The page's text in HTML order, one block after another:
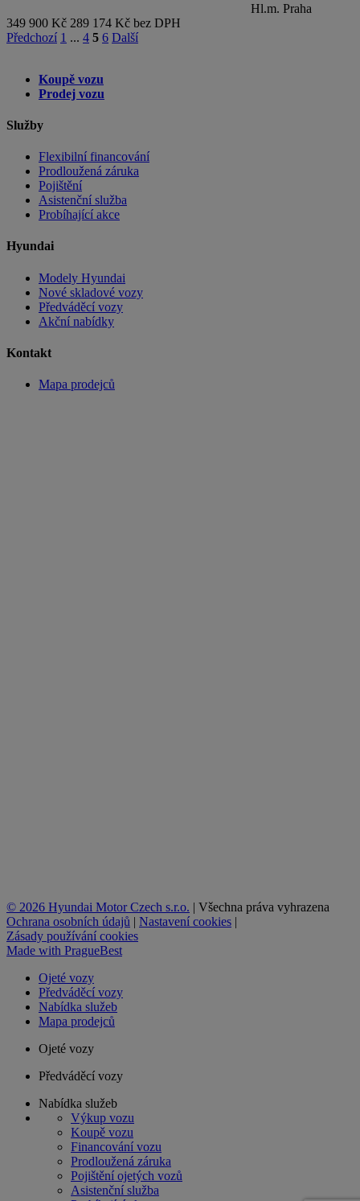
Hl.m. Praha
349 900 Kč 289 174 Kč bez DPH
Předchozí 1 ... 4 5 6 Další
Koupě vozu
Prodej vozu
Služby
Flexibilní financování
Prodloužená záruka
Pojištění
Asistenční služba
Probíhající akce
Hyundai
Modely Hyundai
Nové skladové vozy
Předváděcí vozy
Akční nabídky
Kontakt
Mapa prodejců
© 2026 Hyundai Motor Czech s.r.o. | Všechna práva vyhrazena
Ochrana osobních údajů | Nastavení cookies |
Zásady používání cookies
Made with PragueBest
Ojeté vozy
Předváděcí vozy
Nabídka služeb
Mapa prodejců
Ojeté vozy
Předváděcí vozy
Nabídka služeb
Výkup vozu
Koupě vozu
Financování vozu
Prodloužená záruka
Pojištění ojetých vozů
Asistenční služba